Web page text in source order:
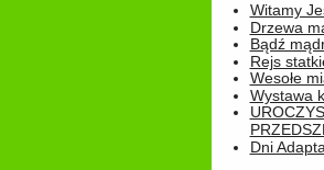
Witamy
Drzewa
Bądź
Rejs
Wesołe
Wystawa
Dni